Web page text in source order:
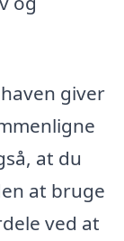
giver
at du
at bruge
ved at